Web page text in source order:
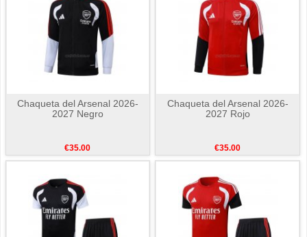
Chaqueta del Arsenal 2026-
2027 Negro
€35.00
Chaqueta del Arsenal 2026-
2027 Rojo
€35.00